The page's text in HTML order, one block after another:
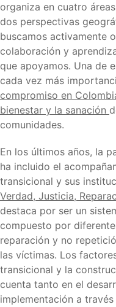
organiza en cuatro
dos perspectivas
buscamos activamente
colaboración y
que apoyamos. Una de
cada vez más
compromiso en
bienestar y la sanación
comunidades.
En los últimos años, la
ha incluido el
transicional y sus
Verdad, Justicia,
destaca por ser un
compuesto por
reparación y no
las víctimas. Los
transicional y la
cuenta tanto en el
implementación a